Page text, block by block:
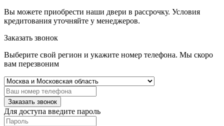
Вы можете приобрести наши двери в рассрочку. Условия
кредитования уточняйте у менеджеров.
Заказать звонок
Выберите свой регион и укажите номер телефона. Мы скоро
вам перезвоним
Заказать звонок
Для доступа введите пароль